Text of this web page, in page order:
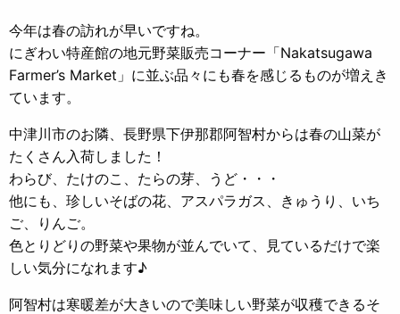
今年は春の訪れが早いですね。
にぎわい特産館の地元野菜販売コーナー「Nakatsugawa
Farmer’s Market」に並ぶ品々にも春を感じるものが増えき
ています。
中津川市のお隣、長野県下伊那郡阿智村からは春の山菜が
たくさん入荷しました！
わらび、たけのこ、たらの芽、うど・・・
他にも、珍しいそばの花、アスパラガス、きゅうり、いち
ご、りんご。
色とりどりの野菜や果物が並んでいて、見ているだけで楽
しい気分になれます♪
阿智村は寒暖差が大きいので美味しい野菜が収穫できるそ